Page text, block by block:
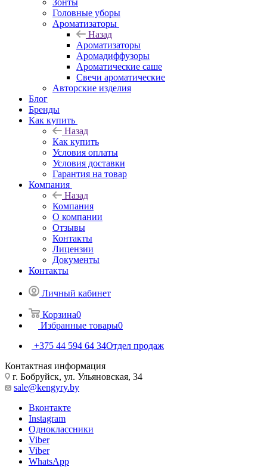
Зонты
Головные уборы
Ароматизаторы
Назад
Ароматизаторы
Аромадиффузоры
Ароматические саше
Свечи ароматические
Авторские изделия
Блог
Бренды
Как купить
Назад
Как купить
Условия оплаты
Условия доставки
Гарантия на товар
Компания
Назад
Компания
О компании
Отзывы
Контакты
Лицензии
Документы
Контакты
Личный кабинет
Корзина0
Избранные товары0
+375 44 594 64 34Отдел продаж
Контактная информация
г. Бобруйск, ул. Ульяновская, 34
sale@kengyry.by
Вконтакте
Instagram
Одноклассники
Viber
Viber
WhatsApp